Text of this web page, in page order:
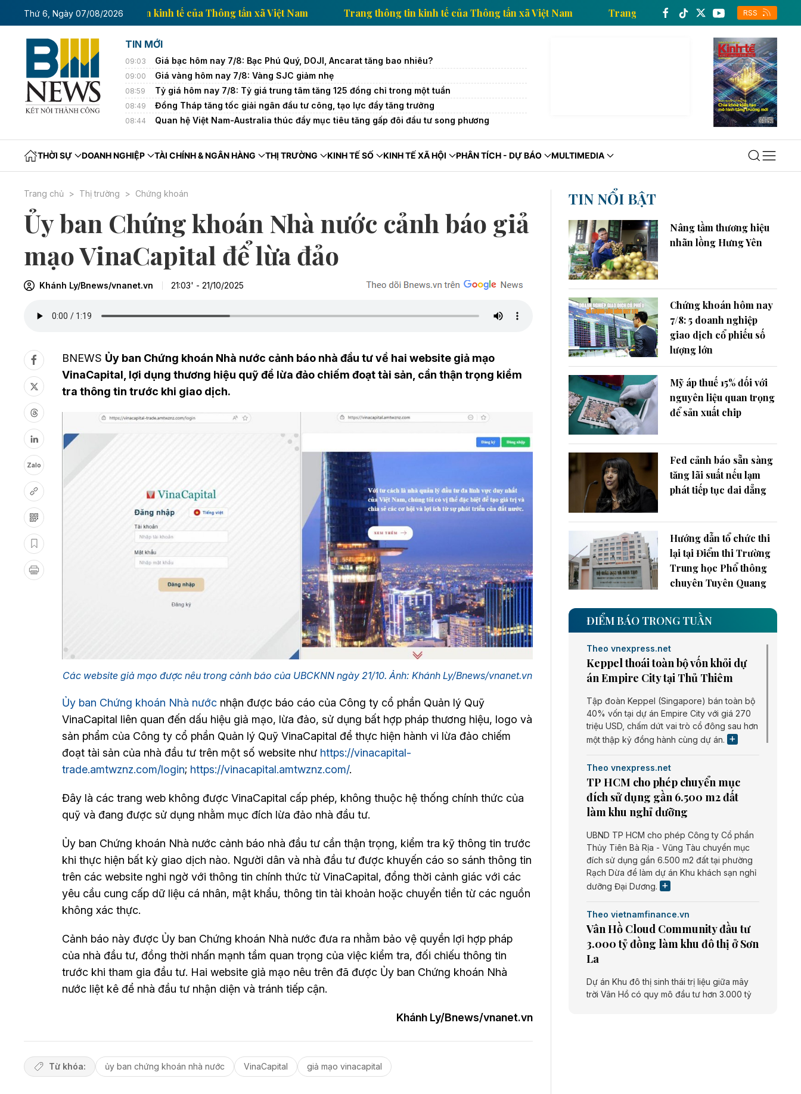
Thứ 6, Ngày 07/08/2026 Trang thông tin kinh tế của Thông tấn xã Việt Nam Trang thông tin kinh tế của Thông tấn xã Việt Nam Trang thông tin kinh tế của
RSS
TIN MỚI
09:03 Giá bạc hôm nay 7/8: Bạc Phú Quý, DOJI, Ancarat tăng bao nhiêu?
09:00 Giá vàng hôm nay 7/8: Vàng SJC giảm nhẹ
08:59 Tỷ giá hôm nay 7/8: Tỷ giá trung tâm tăng 125 đồng chỉ trong một tuần
08:49 Đồng Tháp tăng tốc giải ngân đầu tư công, tạo lực đẩy tăng trưởng
08:44 Quan hệ Việt Nam-Australia thúc đẩy mục tiêu tăng gấp đôi đầu tư song phương
THỜI SỰ DOANH NGHIỆP TÀI CHÍNH & NGÂN HÀNG THỊ TRƯỜNG KINH TẾ SỐ KINH TẾ XÃ HỘI PHÂN TÍCH - DỰ BÁO MULTIMEDIA
Trang chủ Thị trường Chứng khoán
Ủy ban Chứng khoán Nhà nước cảnh báo giả
mạo VinaCapital để lừa đảo
Khánh Ly/Bnews/vnanet.vn 21:03' - 21/10/2025
Zalo
BNEWS Ủy ban Chứng khoán Nhà nước cảnh báo nhà đầu tư về hai website giả mạo
VinaCapital, lợi dụng thương hiệu quỹ để lừa đảo chiếm đoạt tài sản, cần thận trọng kiểm
tra thông tin trước khi giao dịch.
Các website giả mạo được nêu trong cảnh báo của UBCKNN ngày 21/10. Ảnh: Khánh Ly/Bnews/vnanet.vn
Ủy ban Chứng khoán Nhà nước nhận được báo cáo của Công ty cổ phần Quản lý Quỹ
VinaCapital liên quan đến dấu hiệu giả mạo, lừa đảo, sử dụng bất hợp pháp thương hiệu, logo và
sản phẩm của Công ty cổ phần Quản lý Quỹ VinaCapital để thực hiện hành vi lừa đảo chiếm
đoạt tài sản của nhà đầu tư trên một số website như https://vinacapital-
trade.amtwznz.com/login; https://vinacapital.amtwznz.com/.
Đây là các trang web không được VinaCapital cấp phép, không thuộc hệ thống chính thức của
quỹ và đang được sử dụng nhằm mục đích lừa đảo nhà đầu tư.
Ủy ban Chứng khoán Nhà nước cảnh báo nhà đầu tư cần thận trọng, kiểm tra kỹ thông tin trước
khi thực hiện bất kỳ giao dịch nào. Người dân và nhà đầu tư được khuyến cáo so sánh thông tin
trên các website nghi ngờ với thông tin chính thức từ VinaCapital, đồng thời cảnh giác với các
yêu cầu cung cấp dữ liệu cá nhân, mật khẩu, thông tin tài khoản hoặc chuyển tiền từ các nguồn
không xác thực.
Cảnh báo này được Ủy ban Chứng khoán Nhà nước đưa ra nhằm bảo vệ quyền lợi hợp pháp
của nhà đầu tư, đồng thời nhấn mạnh tầm quan trọng của việc kiểm tra, đối chiếu thông tin
trước khi tham gia đầu tư. Hai website giả mạo nêu trên đã được Ủy ban Chứng khoán Nhà
nước liệt kê để nhà đầu tư nhận diện và tránh tiếp cận.
Khánh Ly/Bnews/vnanet.vn
Từ khóa: ủy ban chứng khoán nhà nước VinaCapital giả mạo vinacapital
TIN NỔI BẬT
Nâng tầm thương hiệu
nhãn lồng Hưng Yên
Chứng khoán hôm nay
7/8: 5 doanh nghiệp
giao dịch cổ phiếu số
lượng lớn
Mỹ áp thuế 15% đối với
nguyên liệu quan trọng
để sản xuất chip
Fed cảnh báo sẵn sàng
tăng lãi suất nếu lạm
phát tiếp tục dai dẳng
Hướng dẫn tổ chức thi
lại tại Điểm thi Trường
Trung học Phổ thông
chuyên Tuyên Quang
ĐIỂM BÁO TRONG TUẦN
Theo vnexpress.net
Keppel thoái toàn bộ vốn khỏi dự
án Empire City tại Thủ Thiêm
Tập đoàn Keppel (Singapore) bán toàn bộ
40% vốn tại dự án Empire City với giá 270
triệu USD, chấm dứt vai trò cổ đông sau hơn
một thập kỷ đồng hành cùng dự án.
Theo vnexpress.net
TP HCM cho phép chuyển mục
đích sử dụng gần 6.500 m2 đất
làm khu nghỉ dưỡng
UBND TP HCM cho phép Công ty Cổ phần
Thủy Tiên Bà Rịa - Vũng Tàu chuyển mục
đích sử dụng gần 6.500 m2 đất tại phường
Rạch Dừa để làm dự án Khu khách sạn nghỉ
dưỡng Đại Dương.
Theo vietnamfinance.vn
Vân Hồ Cloud Community đầu tư
3.000 tỷ đồng làm khu đô thị ở Sơn
La
Dự án Khu đô thị sinh thái trị liệu giữa mây
trời Vân Hồ có quy mô đầu tư hơn 3.000 tỷ